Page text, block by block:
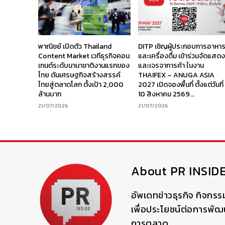
พาณิชย์ เปิดตัว Thailand
Content Market เวทีธุรกิจคอน
เทนต์ระดับนานาชาติงานแรกของ
ไทย ดันเศรษฐกิจสร้างสรรค์
ไทยสู่ตลาดโลก ตั้งเป้า 2,000
ล้านบาท
21/07/2026
DITP เชิญผู้ประกอบการอาหา
และเครื่องดื่ม เข้าร่วมจัดแสดง
และเจรจาการค้า ในงาน
THAIFEX – ANUGA ASIA
2027 เปิดจองพื้นที่ ตั้งแต่วันที่
10 สิงหาคม 2569...
21/07/2026
About PR
อัพเดทข่าวธุรกิจ กิจกร
เพื่อประโยชน์ต่อการพั